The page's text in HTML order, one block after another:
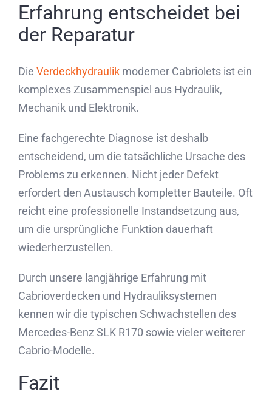
Erfahrung entscheidet bei
der Reparatur
Die Verdeckhydraulik moderner Cabriolets ist ein
komplexes Zusammenspiel aus Hydraulik,
Mechanik und Elektronik.
Eine fachgerechte Diagnose ist deshalb
entscheidend, um die tatsächliche Ursache des
Problems zu erkennen. Nicht jeder Defekt
erfordert den Austausch kompletter Bauteile. Oft
reicht eine professionelle Instandsetzung aus,
um die ursprüngliche Funktion dauerhaft
wiederherzustellen.
Durch unsere langjährige Erfahrung mit
Cabrioverdecken und Hydrauliksystemen
kennen wir die typischen Schwachstellen des
Mercedes-Benz SLK R170 sowie vieler weiterer
Cabrio-Modelle.
Fazit